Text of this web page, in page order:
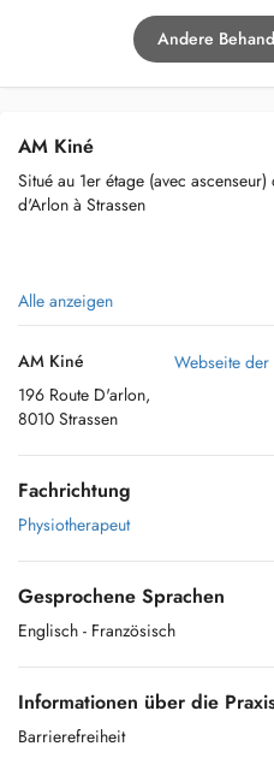
Andere
AM Kiné
Situé au 1er étage (avec
d'Arlon à Strassen
Nombreuses places de parking à
Arrêt de bus "Kesseler" (lignes
Traitement de pathologies dans
- orthopédie/traumatologie
- rhumatologie
- kinésithérapie sportive
- neurologie
Alle anzeigen
AM Kiné
196 Route D'arlon,
8010 Strassen
Webseite der
Fachrichtung
Physiotherapeut
Gesprochene Sprachen
Englisch - Französisch
Informationen über die
Barrierefreiheit